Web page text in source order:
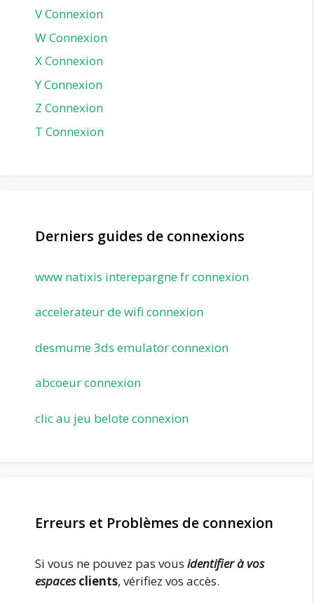
V Connexion
W Connexion
X Connexion
Y Connexion
Z Connexion
Т Connexion
Derniers guides de connexions
www natixis interepargne fr connexion
accelerateur de wifi connexion
desmume 3ds emulator connexion
abcoeur connexion
clic au jeu belote connexion
Erreurs et Problèmes de connexion
Si vous ne pouvez pas vous identifier à vos
espacesclients, vérifiez vos accès.